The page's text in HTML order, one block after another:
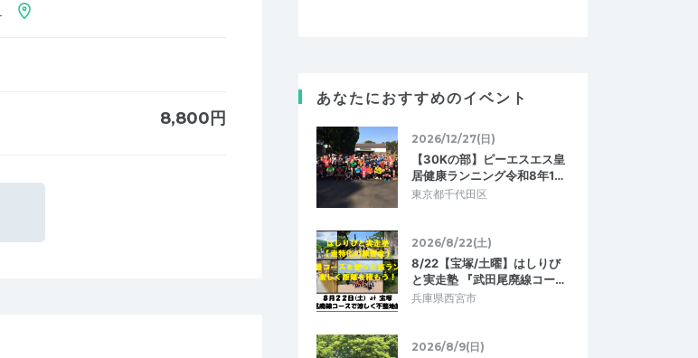
8,800円
あなたにおすすめのイベント
2026/12/27(日)
【30Kの部】ピーエスエス皇
居健康ランニング令和8年1…
東京都千代田区
2026/8/22(土)
8/22【宝塚/土曜】はしりび
と実走塾 『武田尾廃線コー…
兵庫県西宮市
2026/8/9(日)